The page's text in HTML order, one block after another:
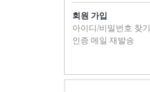
회원 가입
아이디/비밀번호 찾기
인증 메일 재발송